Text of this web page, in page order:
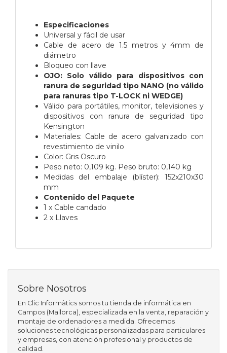
Especificaciones
Universal y fácil de usar
Cable de acero de 1.5 metros y 4mm de
diámetro
Bloqueo con llave
OJO: Solo válido para dispositivos con
ranura de seguridad tipo NANO (no válido
para ranuras tipo T-LOCK ni WEDGE)
Válido para portátiles, monitor, televisiones y
dispositivos con ranura de seguridad tipo
Kensington
Materiales: Cable de acero galvanizado con
revestimiento de vinilo
Color: Gris Oscuro
Peso neto: 0,109 kg. Peso bruto: 0,140 kg
Medidas del embalaje (blíster): 152x210x30
mm
Contenido del Paquete
1 x Cable candado
2 x Llaves
Sobre Nosotros
En Clic Informàtics somos tu tienda de informática en
Campos (Mallorca), especializada en la venta, reparación y
montaje de ordenadores a medida. Ofrecemos
soluciones tecnológicas personalizadas para particulares
y empresas, con atención profesional y productos de
calidad.